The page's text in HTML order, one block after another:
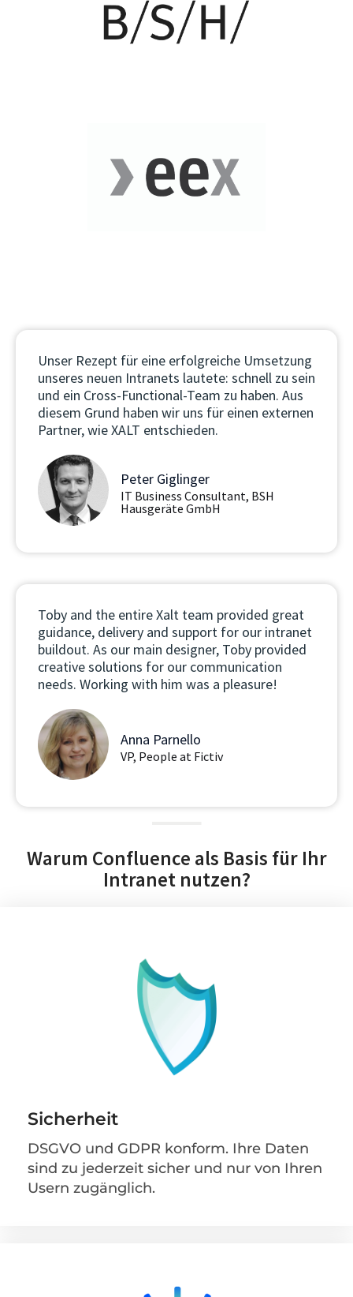
Unser Rezept für eine erfolgreiche Umsetzung
unseres neuen Intranets lautete: schnell zu sein
und ein Cross-Functional-Team zu haben. Aus
diesem Grund haben wir uns für einen externen
Partner, wie XALT entschieden.
Peter Giglinger
IT Business Consultant, BSH
Hausgeräte GmbH
Toby and the entire Xalt team provided great
guidance, delivery and support for our intranet
buildout. As our main designer, Toby provided
creative solutions for our communication
needs. Working with him was a pleasure!
Anna Parnello
VP, People at Fictiv
Warum Confluence als Basis für Ihr
Intranet nutzen?
Sicherheit
DSGVO und GDPR konform. Ihre Daten
sind zu jederzeit sicher und nur von Ihren
Usern zugänglich.